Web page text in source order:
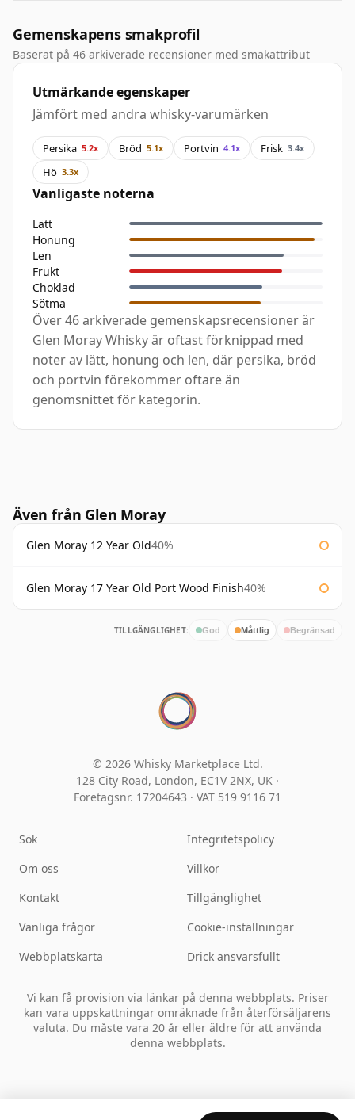
Gemenskapens smakprofil
Baserat på 46 arkiverade recensioner med smakattribut
Utmärkande egenskaper
Jämfört med andra whisky-varumärken
Persika 5.2x Bröd 5.1x Portvin 4.1x Frisk 3.4x
Hö 3.3x
Vanligaste noterna
Lätt
Honung
Len
Frukt
Choklad
Sötma
Över 46 arkiverade gemenskapsrecensioner är
Glen Moray Whisky är oftast förknippad med
noter av lätt, honung och len, där persika, bröd
och portvin förekommer oftare än
genomsnittet för kategorin.
Även från Glen Moray
Glen Moray 12 Year Old40%
Glen Moray 17 Year Old Port Wood Finish40%
TILLGÄNGLIGHET: God Måttlig Begränsad
© 2026 Whisky Marketplace Ltd.
128 City Road, London, EC1V 2NX, UK ·
Företagsnr. 17204643 · VAT 519 9116 71
Sök
Om oss
Kontakt
Vanliga frågor
Webbplatskarta
Integritetspolicy
Villkor
Tillgänglighet
Cookie-inställningar
Drick ansvarsfullt
Vi kan få provision via länkar på denna webbplats. Priser
kan vara uppskattningar omräknade från återförsäljarens
valuta. Du måste vara 20 år eller äldre för att använda
denna webbplats.